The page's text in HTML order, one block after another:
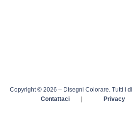
Copyright © 2026 – Disegni Colorare. Tutti i
Contattaci
| Privacy